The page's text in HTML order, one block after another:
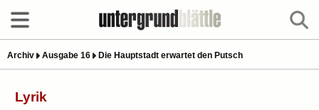
Archiv Ausgabe 16 Die Hauptstadt erwartet den Putsch
Lyrik